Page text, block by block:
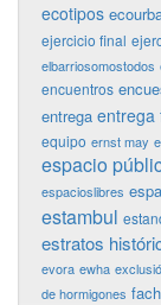
ecotipos
ejercicio final
elbarriosomostodos
encuentros
entrega entrega
equipo ernst may
espacio
espacioslibres
estambul
estratos
evora ewha
de hormigones